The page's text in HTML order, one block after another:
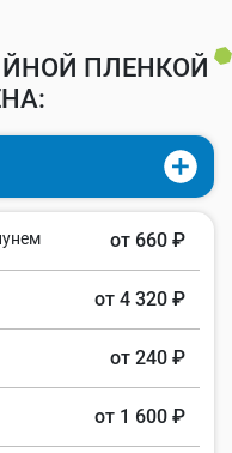
ПЛЕНКОЙ
от 660 ₽
от 4 320 ₽
от 240 ₽
от 1 600 ₽